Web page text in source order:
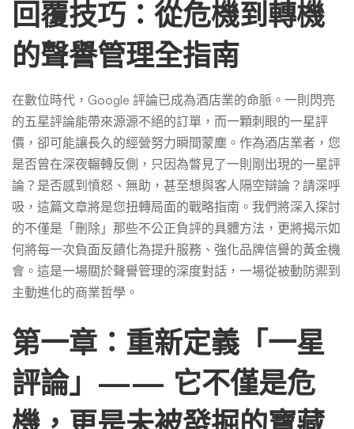
成
功
案
例
與
回
覆
技
回覆技巧：從危機到轉機
的聲譽管理全指南
在數位時代，Google 評論已成為酒店業的命脈。一則閃亮
的五星評論能帶來源源不絕的訂單，而一顆刺眼的一星評
價，卻可能讓長久的經營努力瞬間蒙塵。作為酒店業者，您
是否曾在深夜輾轉反側，只因為瞥見了一則剛出現的一星評
論？是否感到憤怒、無助，甚至想與客人隔空辯論？請深呼
吸，這篇文章將是您扭轉局面的戰略指南。我們將深入探討
的不僅是「刪除」那些不公正負評的具體方法，更將揭示如
何將每一次負面反饋化為提升服務、強化品牌信譽的黃金機
會。這是一場關於聲譽管理的深度對話，一場從被動防禦到
主動進化的商業哲學。
第一章：重新定義「一星
評論」—— 它不僅是危